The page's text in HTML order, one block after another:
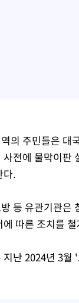
의 주민들은
전에 물막이판
다.
등 유관기관은
따른 조치를
난 2024년 3